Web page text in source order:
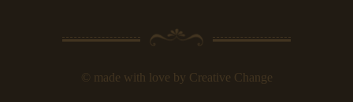
© made with love by Creative Change